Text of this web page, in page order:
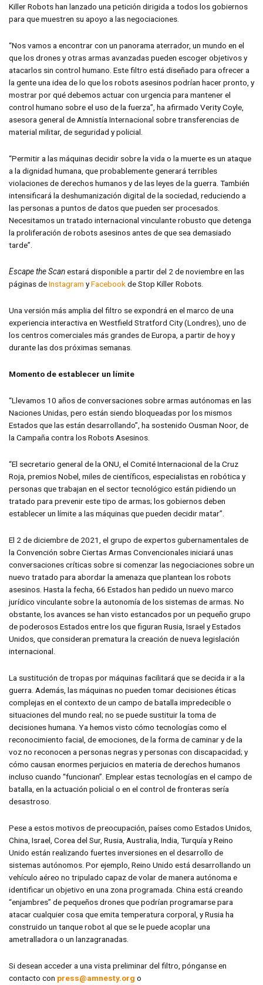
Killer Robots han lanzado una petición dirigida a todos los gobiernos
para que muestren su apoyo a las negociaciones.
“Nos vamos a encontrar con un panorama aterrador, un mundo en el
que los drones y otras armas avanzadas pueden escoger objetivos y
atacarlos sin control humano. Este filtro está diseñado para ofrecer a
la gente una idea de lo que los robots asesinos podrían hacer pronto, y
mostrar por qué debemos actuar con urgencia para mantener el
control humano sobre el uso de la fuerza”, ha afirmado Verity Coyle,
asesora general de Amnistía Internacional sobre transferencias de
material militar, de seguridad y policial.
“Permitir a las máquinas decidir sobre la vida o la muerte es un ataque
a la dignidad humana, que probablemente generará terribles
violaciones de derechos humanos y de las leyes de la guerra. También
intensificará la deshumanización digital de la sociedad, reduciendo a
las personas a puntos de datos que pueden ser procesados.
Necesitamos un tratado internacional vinculante robusto que detenga
la proliferación de robots asesinos antes de que sea demasiado
tarde”.
Escape the Scanestará disponible a partir del 2 de noviembre en las
páginas deInstagram yFacebookde Stop Killer Robots.
Una versión más amplia del filtro se expondrá en el marco de una
experiencia interactiva en Westfield Stratford City (Londres), uno de
los centros comerciales más grandes de Europa, a partir de hoy y
durante las dos próximas semanas.
Momento de establecer un límite
“Llevamos 10 años de conversaciones sobre armas autónomas en las
Naciones Unidas, pero están siendo bloqueadas por los mismos
Estados que las están desarrollando”, ha sostenido Ousman Noor, de
la Campaña contra los Robots Asesinos.
“El secretario general de la ONU, el Comité Internacional de la Cruz
Roja, premios Nobel, miles de científicos, especialistas en robótica y
personas que trabajan en el sector tecnológico están pidiendo un
tratado para prevenir este tipo de armas; los gobiernos deben
establecer un límite a las máquinas que pueden decidir matar”.
El 2 de diciembre de 2021, el grupo de expertos gubernamentales de
la Convención sobre Ciertas Armas Convencionales iniciará unas
conversaciones críticas sobre si comenzar las negociaciones sobre un
nuevo tratado para abordar la amenaza que plantean los robots
asesinos. Hasta la fecha, 66 Estados han pedido un nuevo marco
jurídico vinculante sobre la autonomía de los sistemas de armas. No
obstante, los avances se han visto estancados por un pequeño grupo
de poderosos Estados entre los que figuran Rusia, Israel y Estados
Unidos, que consideran prematura la creación de nueva legislación
internacional.
La sustitución de tropas por máquinas facilitará que se decida ir a la
guerra. Además, las máquinas no pueden tomar decisiones éticas
complejas en el contexto de un campo de batalla impredecible o
situaciones del mundo real; no se puede sustituir la toma de
decisiones humana. Ya hemos visto cómo tecnologías como el
reconocimiento facial, de emociones, de la forma de caminar y de la
voz no reconocen a personas negras y personas con discapacidad; y
cómo causan enormes perjuicios en materia de derechos humanos
incluso cuando “funcionan”. Emplear estas tecnologías en el campo de
batalla, en la actuación policial o en el control de fronteras sería
desastroso.
Pese a estos motivos de preocupación, países como Estados Unidos,
China, Israel, Corea del Sur, Rusia, Australia, India, Turquía y Reino
Unido están realizando fuertes inversiones en el desarrollo de
sistemas autónomos. Por ejemplo, Reino Unido está desarrollando un
vehículo aéreo no tripulado capaz de volar de manera autónoma e
identificar un objetivo en una zona programada. China está creando
“enjambres” de pequeños drones que podrían programarse para
atacar cualquier cosa que emita temperatura corporal, y Rusia ha
construido un tanque robot al que se le puede acoplar una
ametralladora o un lanzagranadas.
Si desean acceder a una vista preliminar del filtro, pónganse en
contacto con press@amnesty.org o